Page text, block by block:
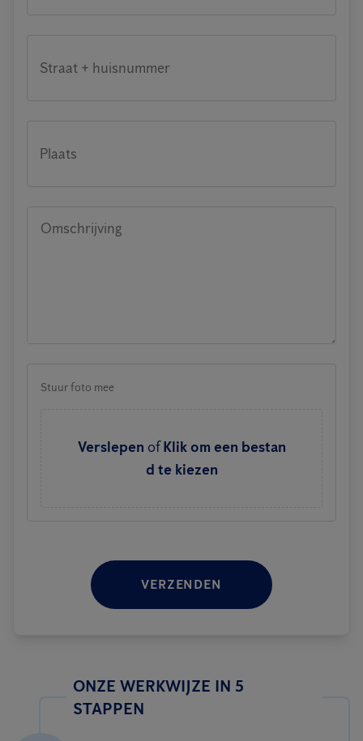
Straat + huisnummer
Plaats
Omschrijving
Stuur foto mee
Verslepen of Klik om een bestan
d te kiezen
VERZENDEN
ONZE WERKWIJZE IN 5
STAPPEN